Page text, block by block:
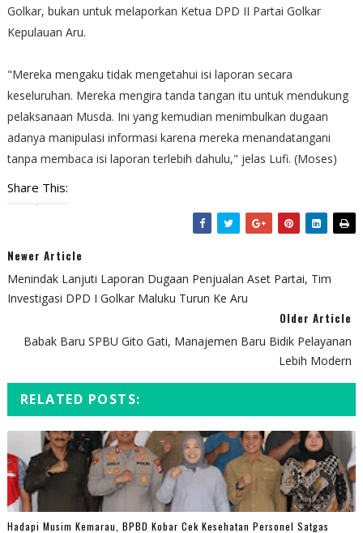
Golkar, bukan untuk melaporkan Ketua DPD II Partai Golkar
Kepulauan Aru.
"Mereka mengaku tidak mengetahui isi laporan secara
keseluruhan. Mereka mengira tanda tangan itu untuk mendukung
pelaksanaan Musda. Ini yang kemudian menimbulkan dugaan
adanya manipulasi informasi karena mereka menandatangani
tanpa membaca isi laporan terlebih dahulu," jelas Lufi. (Moses)
Share This:
Newer Article
Menindak Lanjuti Laporan Dugaan Penjualan Aset Partai, Tim
Investigasi DPD I Golkar Maluku Turun Ke Aru
Older Article
Babak Baru SPBU Gito Gati, Manajemen Baru Bidik Pelayanan
Lebih Modern
RELATED POSTS:
Hadapi Musim Kemarau, BPBD Kobar Cek Kesehatan Personel Satgas